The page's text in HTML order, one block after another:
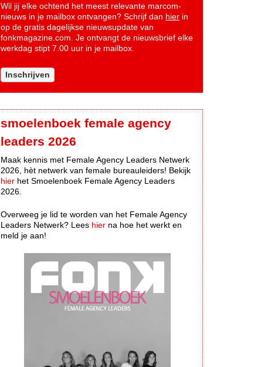
Wil jij elke ochtend het meest relevante marcom-
nieuws in je mailbox ontvangen? Schrijf dan hier in
op de gratis dagelijkse nieuwsupdate van
fonkmagazine.com. Je ontvangt de nieuwsbrief elke
werkdag stipt 7.00 uur in je mailbox.
Inschrijven
smoelenboek female agency
leaders 2026
Maak kennis met Female Agency Leaders Netwerk
2026, hèt netwerk van female bureauleiders! Bekijk
hier het Smoelenboek Female Agency Leaders
2026.
Overweeg je lid te worden van het Female Agency
Leaders Netwerk? Lees hier na hoe het werkt en
meld je aan!